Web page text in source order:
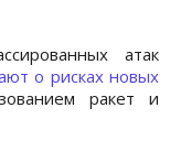
атак
о рисках новых
ракет и